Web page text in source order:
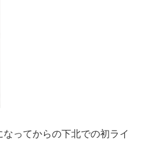
ってからの下北での初ライ